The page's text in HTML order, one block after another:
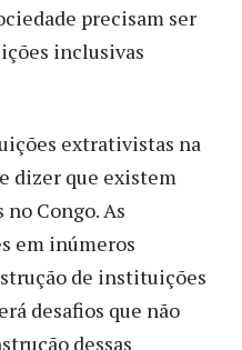
precisam ser
inclusivas
extrativistas na
dizer que existem
Congo. As
em inúmeros
de instituições
desafios que não
dessas